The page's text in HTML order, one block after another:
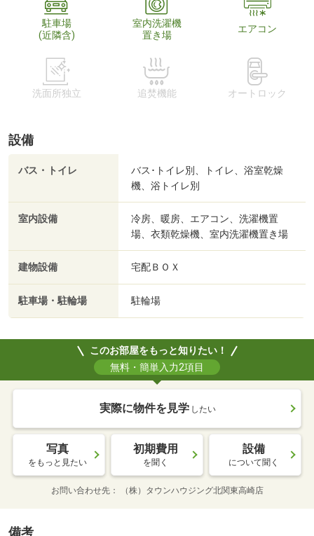
駐車場
(近隣含)
室内洗濯機
置き場
エアコン
洗面所独立 追焚機能 オートロック
設備
バス・トイレ
バス･トイレ別、トイレ、浴室乾燥
機、浴トイレ別
室内設備
冷房、暖房、エアコン、洗濯機置
場、衣類乾燥機、室内洗濯機置き場
建物設備 宅配ＢＯＸ
駐車場・駐輪場 駐輪場
このお部屋をもっと知りたい！
無料・簡単入力2項目
実際に物件を見学 したい
写真
をもっと見たい
初期費用
を聞く
設備
について聞く
お問い合わせ先 （株）タウンハウジング北関東高崎店
備考